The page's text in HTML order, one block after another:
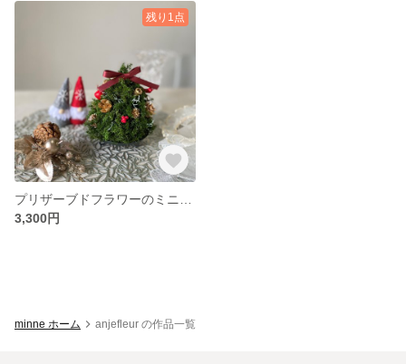
残り1点
3,300円
minne ホーム anjefleur の作品一覧